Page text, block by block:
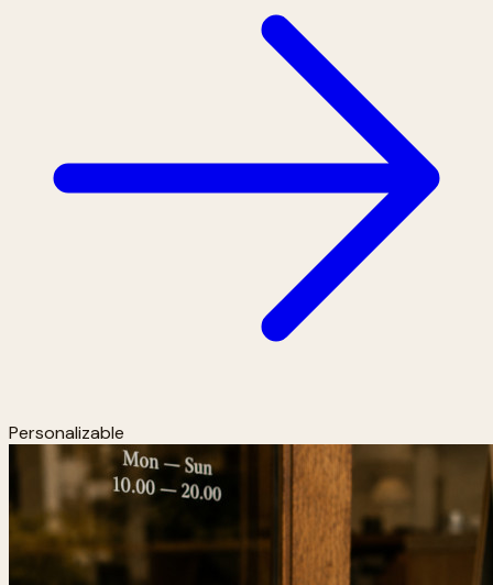
Personalizable